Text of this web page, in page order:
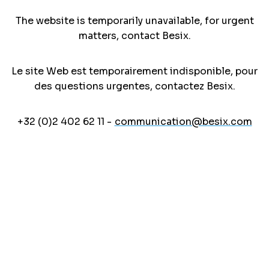
The website is temporarily unavailable, for urgent
matters, contact Besix.
Le site Web est temporairement indisponible, pour
des questions urgentes, contactez Besix.
+32 (0)2 402 62 11 - communication@besix.com